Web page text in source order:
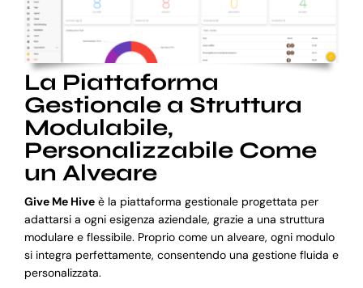
La Piattaforma
Gestionale a Struttura
Modulabile,
Personalizzabile Come
un Alveare
Give Me Hiveè la piattaforma gestionale progettata per
adattarsi a ogni esigenza aziendale, grazie a una struttura
modulare e flessibile. Proprio come un alveare, ogni modulo
si integra perfettamente, consentendo una gestione fluida e
personalizzata.